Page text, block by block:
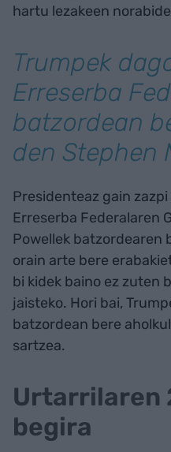
hartu lezakeen
Trumpek
Erreserba
batzordean
den Stephen
Presidenteaz gain
Erreserba Federalaren
Powellek batzordearen
orain arte bere
bi kidek baino ez zuten
jaisteko. Hori bai,
batzordean bere
sartzea.
Urtarrilaren
begira